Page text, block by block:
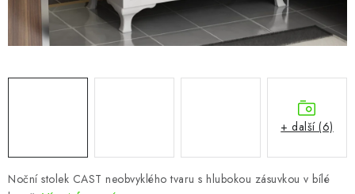
DOPLŇKY A DEKORACE
VÝPRODEJ
Noční stolek CAST neobvyklého tvaru s hlubokou zásuvkou v bílé
+ další (6)